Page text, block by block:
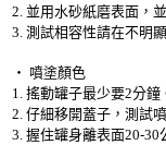
2. 並用水砂紙磨表面，
3. 測試相容性請在不明
‧ 噴塗顏色
1. 搖動罐子最少要2分鐘
2. 仔細移開蓋子，測試
3. 握住罐身離表面20-